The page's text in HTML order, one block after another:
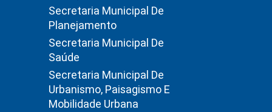
Secretaria Municipal De
Planejamento
Secretaria Municipal De
Saúde
Secretaria Municipal De
Urbanismo, Paisagismo E
Mobilidade Urbana